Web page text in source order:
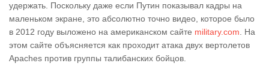
удержать. Поскольку даже если Путин показывал кадры на
маленьком экране, это абсолютно точно видео, которое было
в 2012 году выложено на американском сайте military.com . На
этом сайте объясняется как проходит атака двух вертолетов
Аpaches против группы талибанских бойцов.